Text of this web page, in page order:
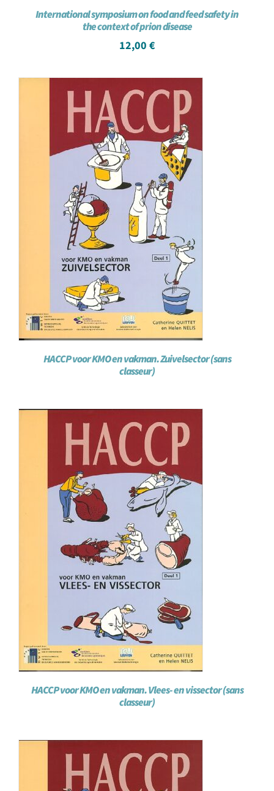
International symposium on food and feed safety in
the context of prion disease
12,00 €
HACCP voor KMO en vakman. Zuivelsector (sans
classeur)
HACCP voor KMO en vakman. Vlees- en vissector (sans
classeur)